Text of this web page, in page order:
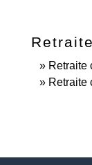
Retraite
Retraite